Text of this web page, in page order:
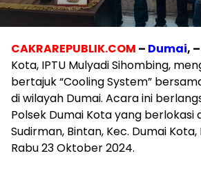
CAKRAREPUBLIK.COM – Dumai, –
Kota, IPTU Mulyadi Sihombing,
bertajuk “Cooling System”
di wilayah Dumai. Acara ini
Polsek Dumai Kota yang berlokasi
Sudirman, Bintan, Kec. Dumai Kota,
Rabu 23 Oktober 2024.